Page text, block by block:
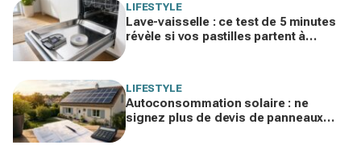
LIFESTYLE
Lave-vaisselle : ce test de 5 minutes
révèle si vos pastilles partent à
LIFESTYLE
Autoconsommation solaire : ne
signez plus de devis de panneaux